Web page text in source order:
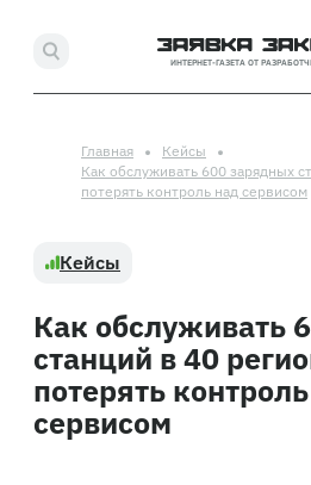
ИНТЕРНЕТ-ГАЗЕТА ОТ
Главная
Кейсы
Как обслуживать 600 зарядных
потерять контроль над сервисом
Кейсы
Как обслуживать
станций в 40
потерять
сервисом